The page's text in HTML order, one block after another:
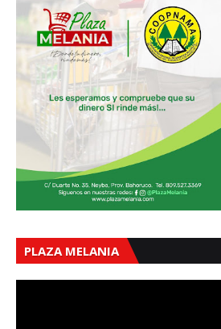
PLAZA MELANIA